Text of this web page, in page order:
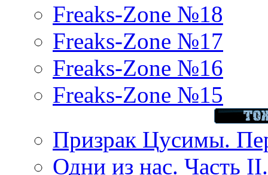
Freaks-Zone №18
Freaks-Zone №17
Freaks-Zone №16
Freaks-Zone №15
Призрак Цусимы.
Одни из нас. Часть